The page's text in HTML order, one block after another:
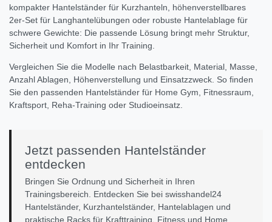
kompakter Hantelständer für Kurzhanteln, höhenverstellbares
2er-Set für Langhantelübungen oder robuste Hantelablage für
schwere Gewichte: Die passende Lösung bringt mehr Struktur,
Sicherheit und Komfort in Ihr Training.
Vergleichen Sie die Modelle nach Belastbarkeit, Material, Masse,
Anzahl Ablagen, Höhenverstellung und Einsatzzweck. So finden
Sie den passenden Hantelständer für Home Gym, Fitnessraum,
Kraftsport, Reha-Training oder Studioeinsatz.
Jetzt passenden Hantelständer
entdecken
Bringen Sie Ordnung und Sicherheit in Ihren
Trainingsbereich. Entdecken Sie bei swisshandel24
Hantelständer, Kurzhantelständer, Hantelablagen und
praktische Racks für Krafttraining, Fitness und Home